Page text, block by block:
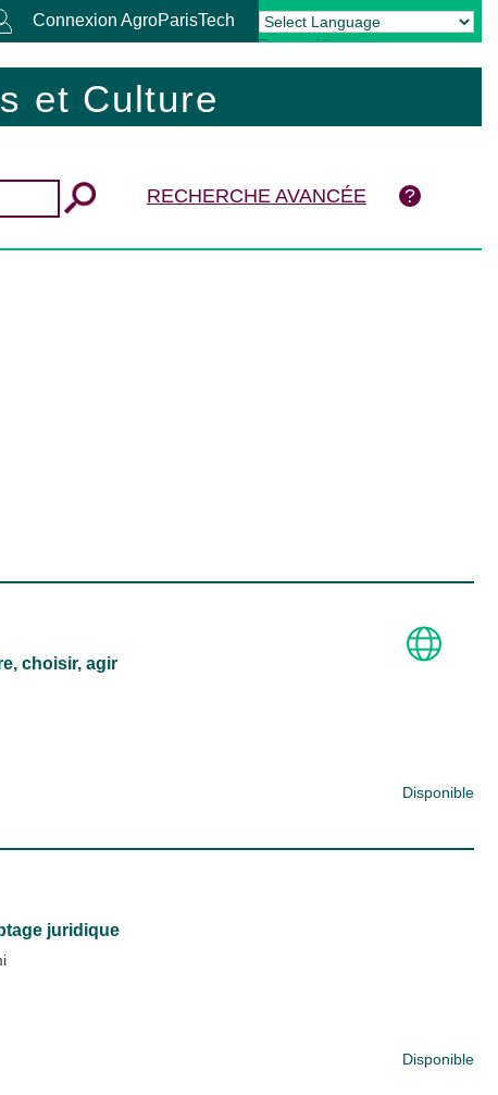
Connexion AgroParisTech
Powered by Translate
et Culture
RECHERCHE AVANCÉE
choisir, agir
Disponible
juridique
Disponible